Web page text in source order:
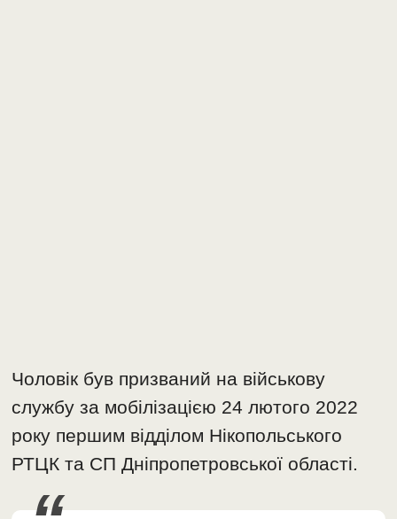
Чоловік був призваний на військову
службу за мобілізацією 24 лютого 2022
року першим відділом Нікопольського
РТЦК та СП Дніпропетровської області.